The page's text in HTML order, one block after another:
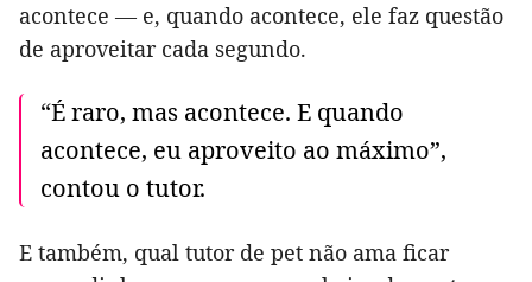
acontece — e, quando acontece, ele faz questão
de aproveitar cada segundo.
“É raro, mas acontece. E quando
acontece, eu aproveito ao máximo”,
contou o tutor.
E também, qual tutor de pet não ama ficar